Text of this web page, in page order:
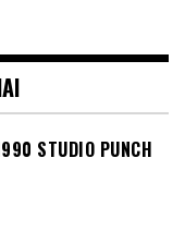
STUDIO PUNCH